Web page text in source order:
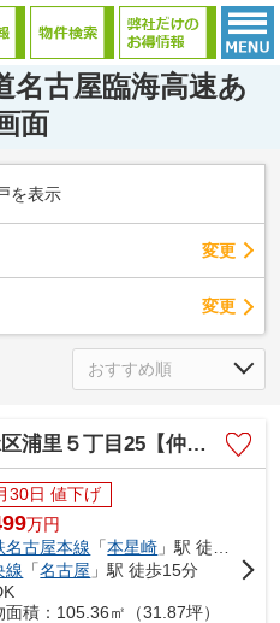
名古屋臨海高速あ
面
を表示
変更
変更
【仲介手数料無料】新築一戸建て 1号棟
30日 値下げ
万円
名古屋本線 「本星崎 」駅 徒歩10分
線 「名古屋 」駅 徒歩15分
面積：105.36㎡（31.87坪）